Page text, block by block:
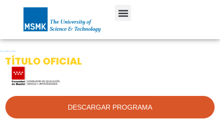
TÍTULO OFICIAL
DESCARGAR PROGRAMA